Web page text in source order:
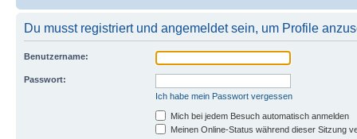
Du musst registriert und angemeldet sein, um Profile
Benutzername:
Passwort:
Ich habe mein Passwort vergessen
Mich bei jedem Besuch automatisch anmelden
Meinen Online-Status während dieser Sitzung